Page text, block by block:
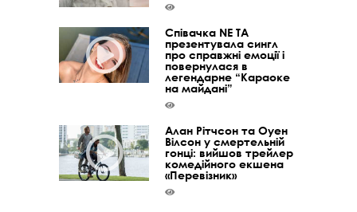
Співачка NE TA
презентувала сингл
про справжні емоції і
повернулася в
легендарне “Караоке
на майдані”
Алан Рітчсон та Оуен
Вілсон у смертельній
гонці: вийшов трейлер
комедійного екшена
«Перевізник»